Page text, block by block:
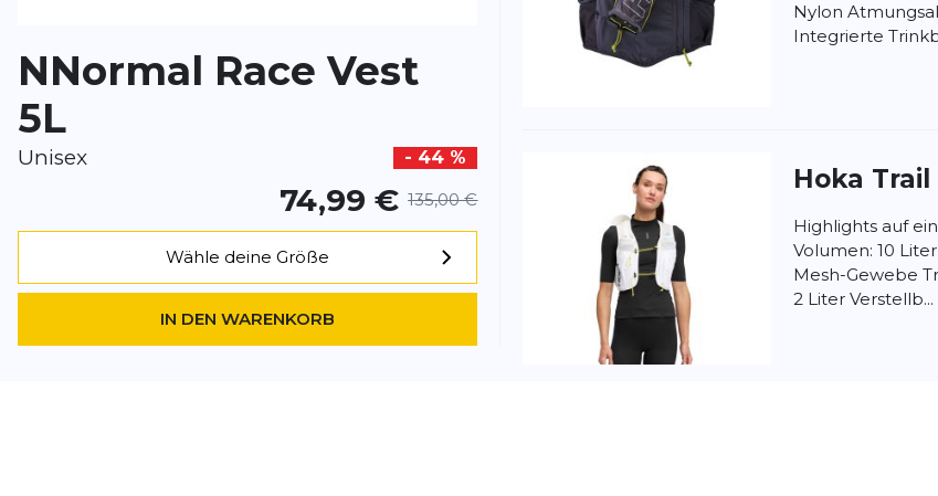
Dieses Formular ist durch reCAPTCHA geschützt – es gelten die Datenschutzbestimmungen undNutzungsbedingungen
Google.
NNormal Race Vest
5L
Unisex - 44 %
74,99 € 135,00 €
Wähle deine Größe
IN DEN WARENKORB
Nylon
Integrierte
Hoka Trail
Highlights auf
Volumen: 10
Mesh-Gewebe
2 Liter Verstellb...